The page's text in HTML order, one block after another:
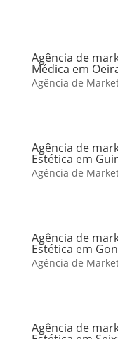
Agência de
Médica em
Agência de
Agência de
Estética em
Agência de
Agência de
Estética em
Agência de
Agência de